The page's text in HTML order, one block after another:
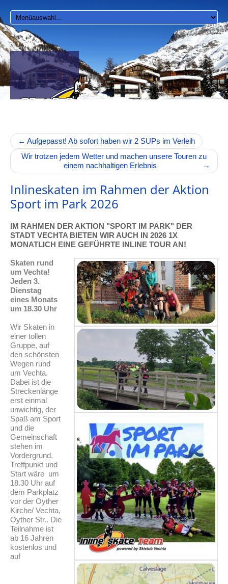
← Aufgepasst! Ab sofort haben wir 2 SUPs im Verleih
Wir trotzen jedem Wetter und machen unsere Touren zu
einem nachhaltigen Erlebnis
→
Inlineskaten im Rahmen der Aktion
Sport im Park 2026
IM RAHMEN DER AKTION "SPORT IM PARK" DER
STADT VECHTA BIETEN WIR AUCH IN 2026 1X
MONATLICH EINE GEFÜHRTE INLINE TOUR AN!
Skaten rund
um Vechta!
Jeden 3.
Dienstag
eines Monats
um 18.30 Uhr
Wir Skaten in
einer tollen
Gruppe, auf
den schönsten
Wegen rund
um Vechta.
Dabei ist die
Streckenlänge
erst einmal
unwichtig, der
Spaß am Sport
und die
Gemeinschaft
stehen im
Vordergrund.
Treffpunkt und
Start wäre um
18.30 Uhr auf
dem Parkplatz
vor der Oyther
Kirche/ Vechta,
Oyther Str.. Die
Teilnahme ist
ab 16 Jahren
kostenlos und
auf